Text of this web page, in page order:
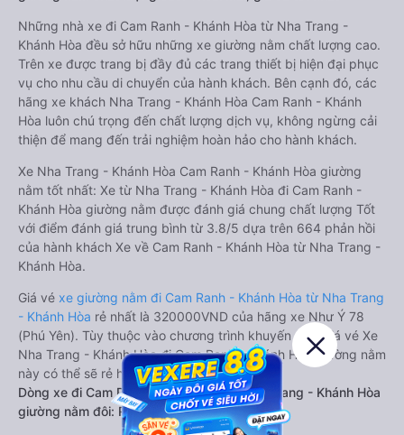
Những nhà xe đi Cam Ranh - Khánh Hòa từ Nha Trang -
Khánh Hòa đều sở hữu những xe giường nằm chất lượng cao.
Trên xe được trang bị đầy đủ các trang thiết bị hiện đại phục
vụ cho nhu cầu di chuyển của hành khách. Bên cạnh đó, các
hãng xe khách Nha Trang - Khánh Hòa Cam Ranh - Khánh
Hòa luôn chú trọng đến chất lượng dịch vụ, không ngừng cải
thiện để mang đến trải nghiệm hoàn hảo cho hành khách.
Xe Nha Trang - Khánh Hòa Cam Ranh - Khánh Hòa giường
nằm tốt nhất: Xe từ Nha Trang - Khánh Hòa đi Cam Ranh -
Khánh Hòa giường nằm được đánh giá chung chất lượng Tốt
với điểm đánh giá trung bình từ 3.8/5 dựa trên 664 phản hồi
của hành khách Xe về Cam Ranh - Khánh Hòa từ Nha Trang -
Khánh Hòa.
Giá vé xe giường nằm đi Cam Ranh - Khánh Hòa từ Nha Trang
- Khánh Hòa rẻ nhất là 320000VND của hãng xe Như Ý 78
(Phú Yên). Tùy thuộc vào chương trình khuyến mãi, giá vé Xe
Nha Trang - Khánh Hòa đi Cam Ranh - Khánh Hòa giường nằm
này có thể sẽ rẻ hơn.
Dòng xe đi Cam Ranh - Khánh Hòa từ Nha Trang - Khánh Hòa
giường nằm đôi: Riêng tư, đầy đủ tiện nghi